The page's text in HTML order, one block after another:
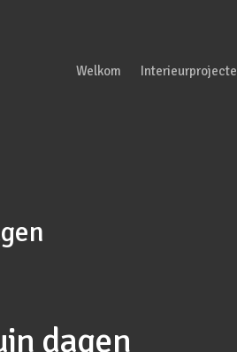
Welkom
dagen